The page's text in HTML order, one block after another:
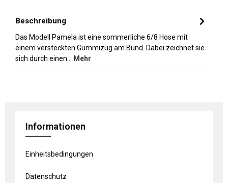
Beschreibung
Das Modell Pamela ist eine sommerliche 6/8 Hose mit
einem versteckten Gummizug am Bund. Dabei zeichnet sie
sich durch einen… Mehr
Informationen
Einheitsbedingungen
Datenschutz